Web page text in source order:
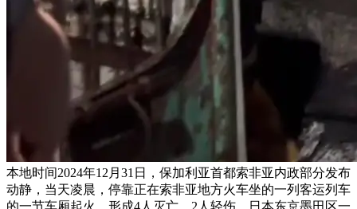
本地时间2024年12月31日，保加利亚首都索非亚内政部分发布
动静，当天凌晨，停靠正在索非亚地方火车坐的一列客运列车
的一节车厢起火，形成4人灭亡、2人轻伤。日本东京墨田区一